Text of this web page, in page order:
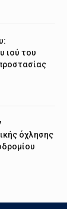
ιού του
όχλησης